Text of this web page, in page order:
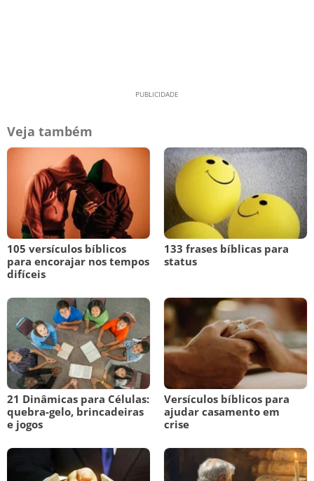
Veja também
105 versículos bíblicos
para encorajar nos tempos
difíceis
133 frases bíblicas para
status
21 Dinâmicas para Células:
quebra-gelo, brincadeiras
e jogos
Versículos bíblicos para
ajudar casamento em
crise